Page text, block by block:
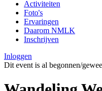
Activiteiten
Foto's
Ervaringen
Daarom NMLK
Inschrijven
Inloggen
Dit event is al begonnen/